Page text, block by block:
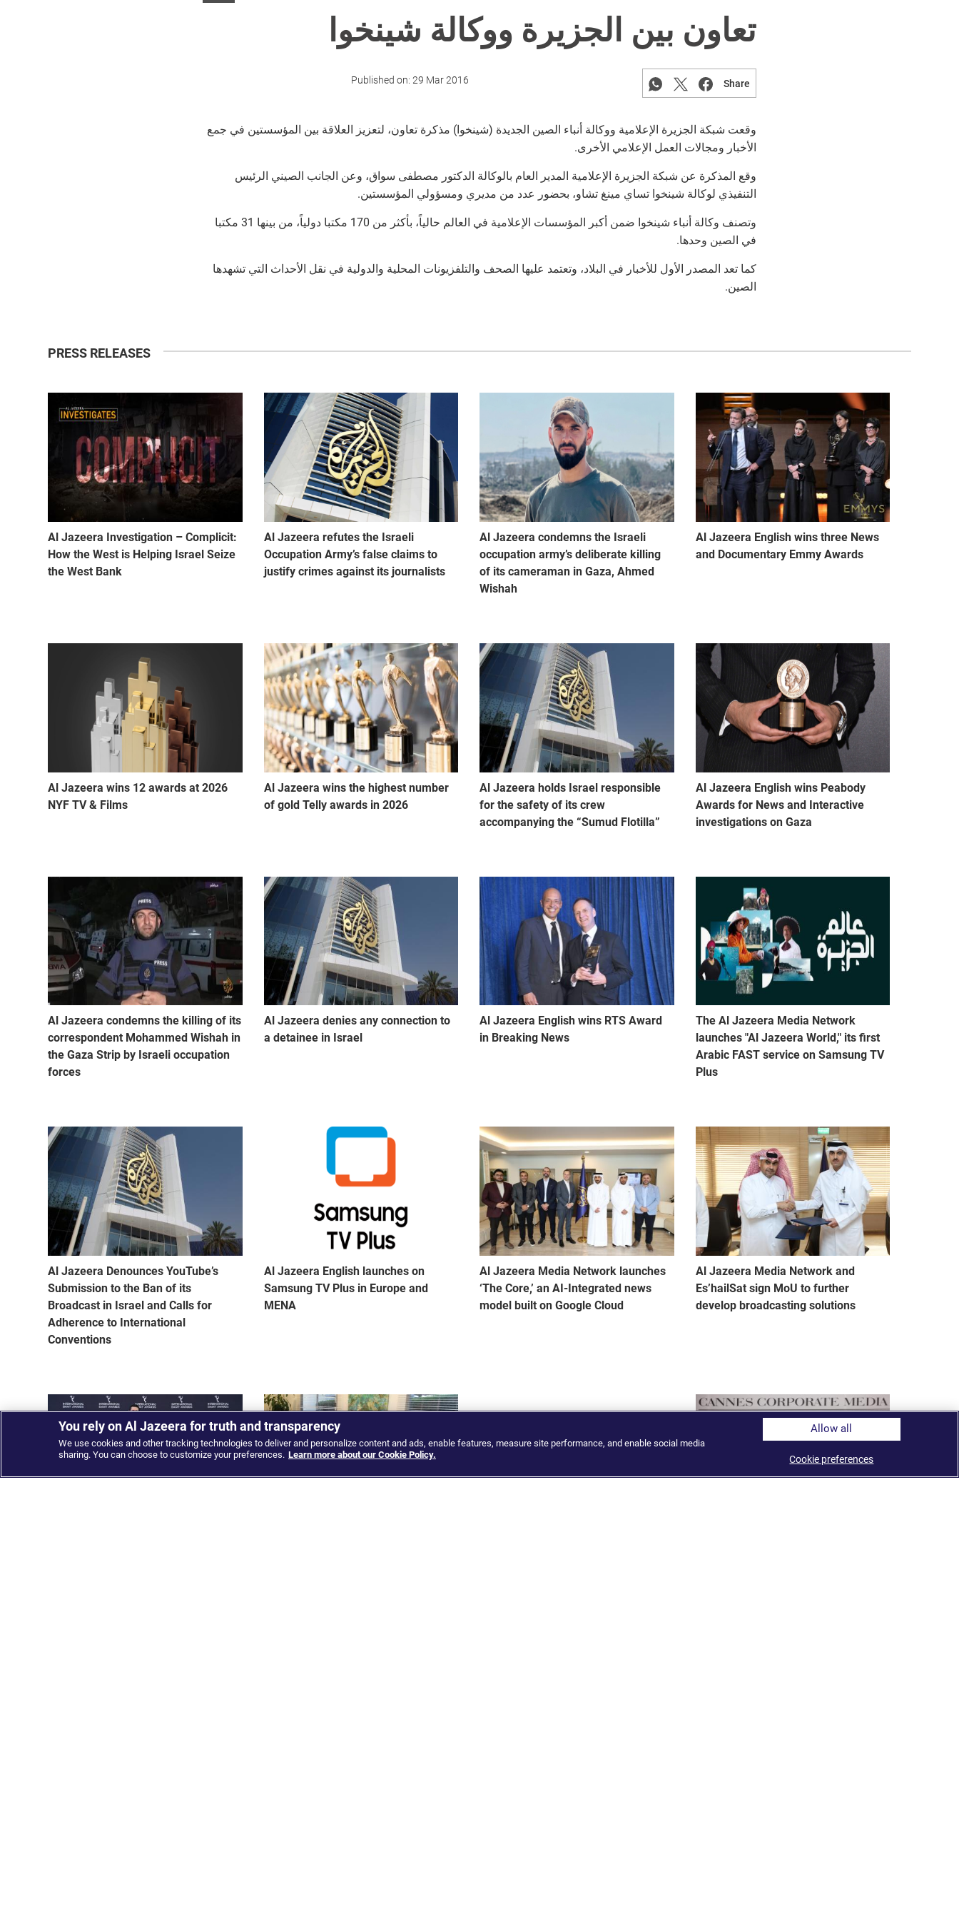
تعاون بين الجزيرة ووكالة شينخوا
Published on: 29 Mar 2016 Share
وقعت شبكة الجزيرة الإعلامية ووكالة أنباء الصين الجديدة (شينخوا) مذكرة تعاون، لتعزيز العلاقة بين المؤسستين في جمع
الأخبار ومجالات العمل الإعلامي الأخرى.
وقع المذكرة عن شبكة الجزيرة الإعلامية المدير العام بالوكالة الدكتور مصطفى سواق، وعن الجانب الصيني الرئيس
التنفيذي لوكالة شينخوا تساي مينغ تشاو، بحضور عدد من مديري ومسؤولي المؤسستين.
وتصنف وكالة أنباء شينخوا ضمن أكبر المؤسسات الإعلامية في العالم حالياً، بأكثر من 170 مكتبا دولياً، من بينها 31 مكتبا
في الصين وحدها.
كما تعد المصدر الأول للأخبار في البلاد، وتعتمد عليها الصحف والتلفزيونات المحلية والدولية في نقل الأحداث التي تشهدها
الصين.
PRESS RELEASES
Al Jazeera Investigation – Complicit:
How the West is Helping Israel Seize
the West Bank
Al Jazeera refutes the Israeli
Occupation Army’s false claims to
justify crimes against its journalists
Al Jazeera condemns the Israeli
occupation army’s deliberate killing
of its cameraman in Gaza, Ahmed
Wishah
Al Jazeera English wins three News
and Documentary Emmy Awards
Al Jazeera wins 12 awards at 2026
NYF TV & Films
Al Jazeera wins the highest number
of gold Telly awards in 2026
Al Jazeera holds Israel responsible
for the safety of its crew
accompanying the “Sumud Flotilla”
Al Jazeera English wins Peabody
Awards for News and Interactive
investigations on Gaza
Al Jazeera condemns the killing of its
correspondent Mohammed Wishah in
the Gaza Strip by Israeli occupation
forces
Al Jazeera denies any connection to
a detainee in Israel
Al Jazeera English wins RTS Award
in Breaking News
The Al Jazeera Media Network
launches "Al Jazeera World," its first
Arabic FAST service on Samsung TV
Plus
Al Jazeera Denounces YouTube’s
Submission to the Ban of its
Broadcast in Israel and Calls for
Adherence to International
Conventions
Al Jazeera English launches on
Samsung TV Plus in Europe and
MENA
Al Jazeera Media Network launches
‘The Core,’ an AI-Integrated news
model built on Google Cloud
Al Jazeera Media Network and
Es’hailSat sign MoU to further
develop broadcasting solutions
You rely on Al Jazeera for truth and transparency
We use cookies and other tracking technologies to deliver and personalize content and ads, enable features, measure site performance, and enable social media
sharing. You can choose to customize your preferences. Learn more about our Cookie Policy. Cookie preferences
Allow all